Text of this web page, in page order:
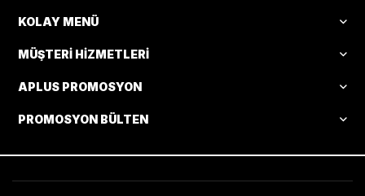
KOLAY MENÜ
MÜŞTERI HIZMETLERI
APLUS PROMOSYON
PROMOSYON BÜLTEN